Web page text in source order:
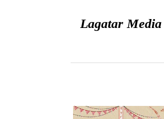
Lagatar Media